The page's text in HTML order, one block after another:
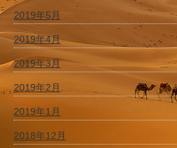
2019年5月
2019年4月
2019年3月
2019年2月
2019年1月
2018年12月